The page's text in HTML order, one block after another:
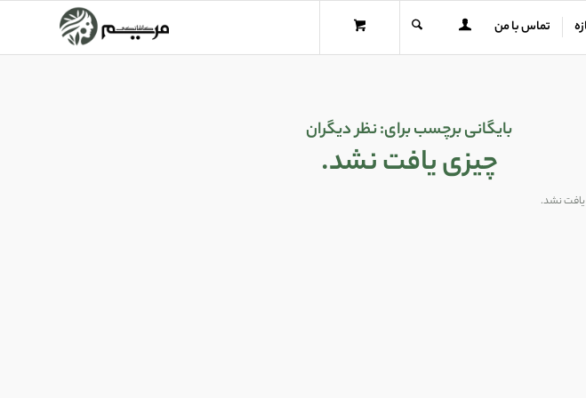
تماس با من
بایگانی برچسب برای:نظر دیگران
چیزی یافت نشد.
نشد.